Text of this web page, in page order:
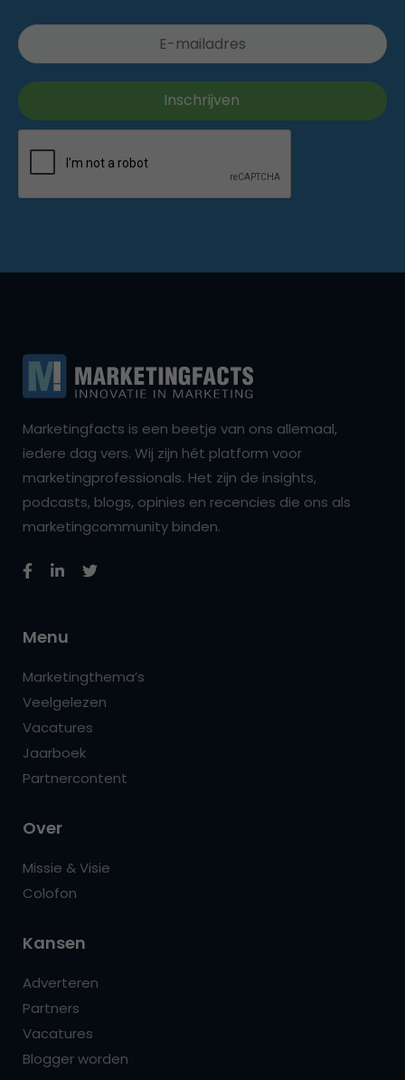
Marketingfacts is een beetje van ons allemaal,
iedere dag vers. Wij zijn hét platform voor
marketingprofessionals. Het zijn de insights,
podcasts, blogs, opinies en recencies die ons als
marketingcommunity binden.
Menu
Marketingthema’s
Veelgelezen
Vacatures
Jaarboek
Partnercontent
Over
Missie & Visie
Colofon
Kansen
Adverteren
Partners
Vacatures
Blogger worden